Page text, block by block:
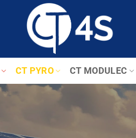
CT PYRO CT MODULEC